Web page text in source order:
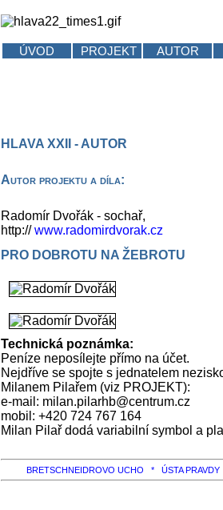
ÚVOD PROJEKT AUTOR
HLAVA XXII - AUTOR
Autor projektu a díla:
Radomír Dvořák - sochař,
http://www.radomirdvorak.cz
PRO DOBROTU NA ŽEBROTU
Technická poznámka:
Peníze neposílejte přímo na účet.
Nejdříve se spojte s jednatelem
Milanem Pilařem (viz PROJEKT):
e-mail: milan.pilarhb@centrum.cz
mobil: +420 724 767 164
Milan Pilař dodá variabilní symbol a
BRETSCHNEIDROVO UCHO * ÚSTA